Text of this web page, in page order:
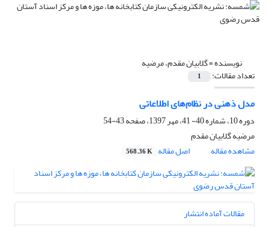
نویسنده =گلابیان مقدم، مرضیه
تعداد مقالات: 1
مدل ذهنی در نظام‌های اطلاعاتی
دوره 10، شماره 40- 41، مهر 1397، صفحه
43-54
مرضیه گلابیان مقدم
مشاهده مقاله
اصل مقاله 568.36 K
مقالات آماده انتشار